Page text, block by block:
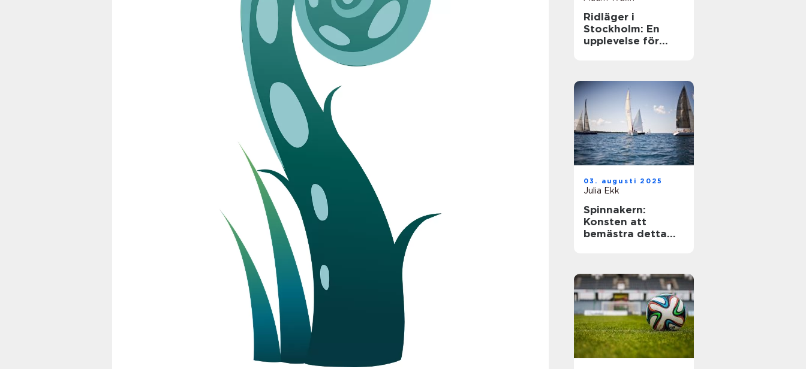
Ridläger i
Stockholm: En
upplevelse för
03. augusti 2025
Julia Ekk
Spinnakern:
Konsten att
bemästra detta